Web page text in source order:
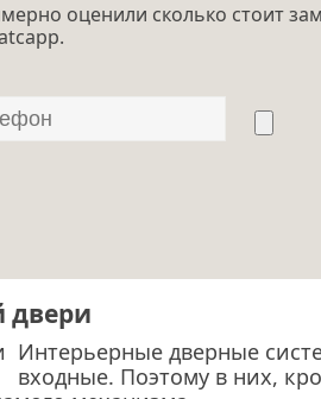
оценили сколько стоит
двери
Интерьерные дверные
входные. Поэтому в них,